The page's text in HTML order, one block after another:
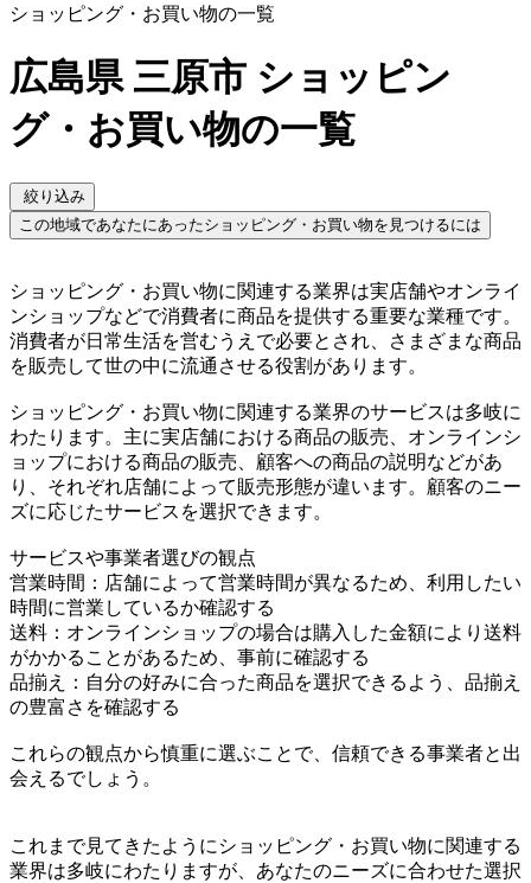
ショッピング・お買い物の一覧
広島県 三原市 ショッピン
グ・お買い物の一覧
絞り込み
この地域であなたにあったショッピング・お買い物を見つけるには
ショッピング・お買い物に関連する業界は実店舗やオンライ
ンショップなどで消費者に商品を提供する重要な業種です。
消費者が日常生活を営むうえで必要とされ、さまざまな商品
を販売して世の中に流通させる役割があります。
ショッピング・お買い物に関連する業界のサービスは多岐に
わたります。主に実店舗における商品の販売、オンラインシ
ョップにおける商品の販売、顧客への商品の説明などがあ
り、それぞれ店舗によって販売形態が違います。顧客のニー
ズに応じたサービスを選択できます。
サービスや事業者選びの観点
営業時間：店舗によって営業時間が異なるため、利用したい
時間に営業しているか確認する
送料：オンラインショップの場合は購入した金額により送料
がかかることがあるため、事前に確認する
品揃え：自分の好みに合った商品を選択できるよう、品揃え
の豊富さを確認する
これらの観点から慎重に選ぶことで、信頼できる事業者と出
会えるでしょう。
これまで見てきたようにショッピング・お買い物に関連する
業界は多岐にわたりますが、あなたのニーズに合わせた選択